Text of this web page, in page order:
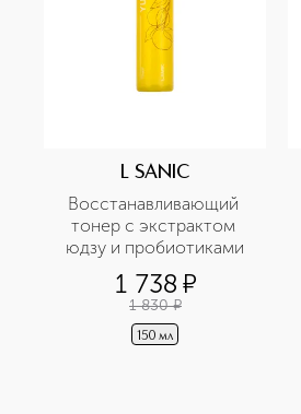
L SANIC
Восстанавливающий
тонер с экстрактом
юдзу и пробиотиками
1 738 ¤
1 830 ¤
150 мл